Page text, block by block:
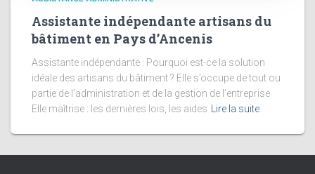
Assistante indépendante artisans du
bâtiment en Pays d’Ancenis
Assistante indépendante : Pourquoi est-ce la solution
idéale des artisans du bâtiment ? Elle s’occupe de tout ou
partie de l’administration et de la gestion de l’entreprise
Elle maîtrise : les dernières lois, les aides
Lire la suite